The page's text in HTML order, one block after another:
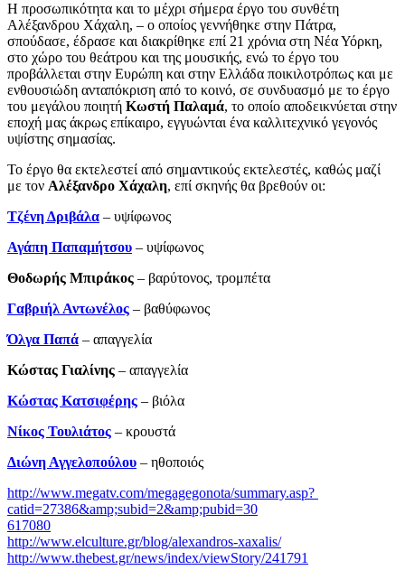
Η προσωπικότητα και το μέχρι σήμερα έργο του συνθέτη
Αλέξανδρου Χάχαλη, – ο οποίος γεννήθηκε στην Πάτρα,
σπούδασε, έδρασε και διακρίθηκε επί 21 χρόνια στη Νέα Υόρκη,
στο χώρο του θεάτρου και της μουσικής, ενώ το έργο του
προβάλλεται στην Ευρώπη και στην Ελλάδα ποικιλοτρόπως και με
ενθουσιώδη ανταπόκριση από το κοινό, σε συνδυασμό με το έργο
του μεγάλου ποιητή Κωστή Παλαμά, το οποίο αποδεικνύεται στην
εποχή μας άκρως επίκαιρο, εγγυώνται ένα καλλιτεχνικό γεγονός
υψίστης σημασίας.
Το έργο θα εκτελεστεί από σημαντικούς εκτελεστές, καθώς μαζί
με τον Αλέξανδρο Χάχαλη, επί σκηνής θα βρεθούν οι:
Τζένη Δριβάλα – υψίφωνος
Αγάπη Παπαμήτσου – υψίφωνος
Θοδωρής Μπιράκος – βαρύτονος, τρομπέτα
Γαβριήλ Αντωνέλος – βαθύφωνος
Όλγα Παπά – απαγγελία
Κώστας Γιαλίνης ­– απαγγελία
Κώστας Κατσιφέρης – βιόλα
Νίκος Τουλιάτος – κρουστά
Διώνη Αγγελοπούλου – ηθοποιός
http://www.megatv.com/megagegonota/summary.asp?
catid=27386&amp;subid=2&amp;pubid=30
617080
http://www.elculture.gr/blog/alexandros-xaxalis/
http://www.thebest.gr/news/index/viewStory/241791